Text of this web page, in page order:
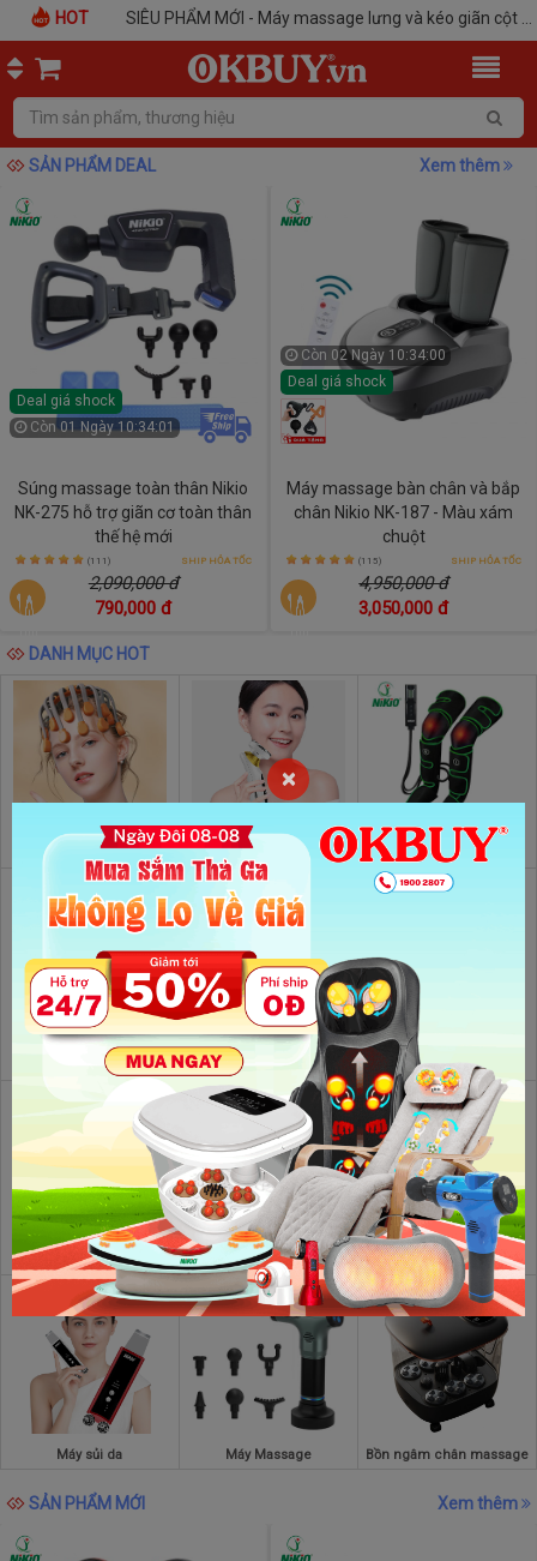
HOT
Sưởi ấm, phòng ngừa đột quỵ khi vào đông với thảm chườm nóng muối biển Nikio
SẢN PHẨM DEAL Xem thêm
Deal giá shock
Còn01 Ngày 10:34:00
Súng massage toàn thân Nikio
NK-275 hỗ trợ giãn cơ toàn thân
thế hệ mới
(111) SHIP HỎA TỐC
2,090,000 đ
790,000 đ
Deal giá shock
Còn 02 Ngày 10:33:59
Máy massage bàn chân và bắp
chân Nikio NK-187 - Màu xám
chuột
(115) SHIP HỎA TỐC
4,950,000 đ
3,050,000 đ
DANH MỤC HOT
Máy massage đầu Máy massage mặt Máy nén ép trị liệu
Máy massage cầm tay
Túi chườm nóng muối
biển
Máy massage mắt
Máy massage xung điện Gối massage Máy làm tỏi đen
Máy sủi da Máy Massage Bồn ngâm chân massage
SẢN PHẨM MỚI Xem thêm
×